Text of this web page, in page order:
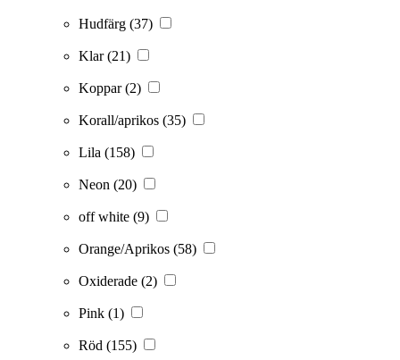
Hudfärg (37)
Klar(21)
Koppar(2)
Korall/aprikos (35)
Lila (158)
Neon (20)
off white (9)
Orange/Aprikos (58)
Oxiderade (2)
Pink (1)
Röd (155)